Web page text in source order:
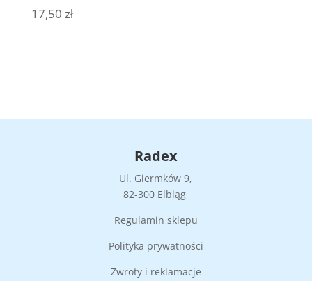
17,50 zł
Radex
Ul. Giermków 9,
82-300 Elbląg
Regulamin sklepu
Polityka prywatności
Zwroty i reklamacje